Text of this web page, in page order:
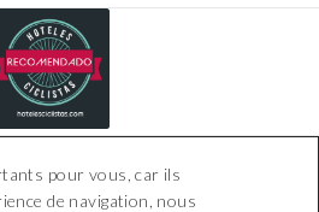
pour vous, car ils
de navigation, nous